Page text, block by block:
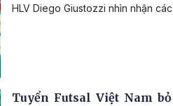
HLV Diego Giustozzi nhìn nhận
Tuyển Futsal Việt Nam